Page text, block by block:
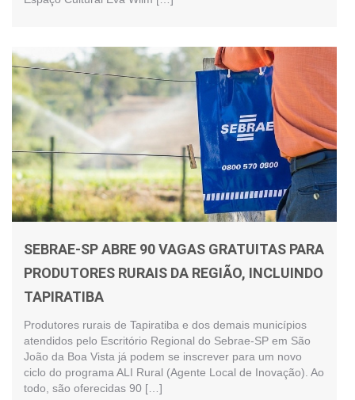
SEBRAE-SP ABRE 90 VAGAS GRATUITAS PARA
PRODUTORES RURAIS DA REGIÃO, INCLUINDO
TAPIRATIBA
Produtores rurais de Tapiratiba e dos demais municípios
atendidos pelo Escritório Regional do Sebrae-SP em São
João da Boa Vista já podem se inscrever para um novo
ciclo do programa ALI Rural (Agente Local de Inovação). Ao
todo, são oferecidas 90 […]